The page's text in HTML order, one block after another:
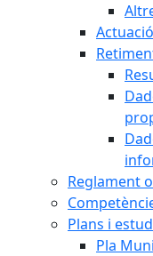
Reglament
Plans i
Pla